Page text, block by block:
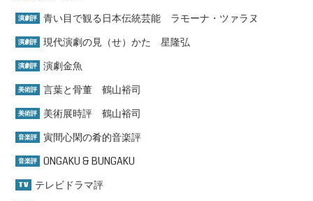
演劇評 青い目で観る日本伝統芸能 ラモーナ・ツァラヌ
演劇評 現代演劇の見（せ）かた 星隆弘
演劇評 演劇金魚
美術評 言葉と骨董 鶴山裕司
美術評 美術展時評 鶴山裕司
音楽評 寅間心閑の肴的音楽評
音楽評 ONGAKU & BUNGAKU
TV テレビドラマ評